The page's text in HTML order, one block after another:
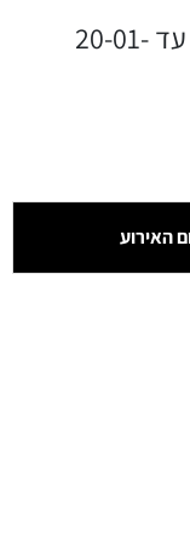
האירוע מתקיים מ-19-01-2026 עד 20-01-
האירוע